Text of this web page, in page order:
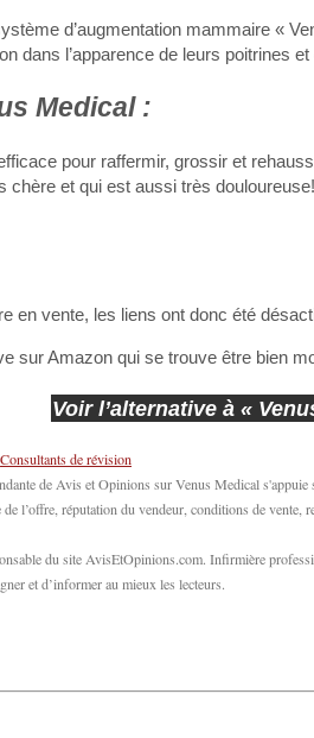
d’augmentation mammaire «
dans l’apparence de leurs poitrines
Medical :
pour raffermir, grossir et
chère et qui est aussi très douloureuse!
en vente, les liens ont donc été
sur Amazon qui se trouve être bien
Voir l’alternative à «
Consultants de révision
de Avis et Opinions sur Venus Medical
l’offre, réputation du vendeur, conditions de
du site AvisEtOpinions.com. Infirmière
et d’informer au mieux les lecteurs.